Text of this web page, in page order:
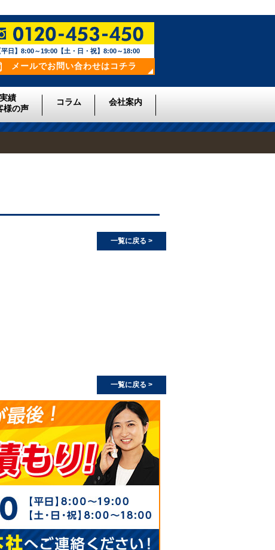
平日】8:00～19:00【土・日・祝】8:00～18:00
メールでお問い合わせはコチラ
実績
様の声
コラム 会社案内
一覧に戻る >
一覧に戻る >